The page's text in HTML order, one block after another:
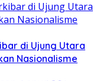
di Ujung Utara
Nasionalisme